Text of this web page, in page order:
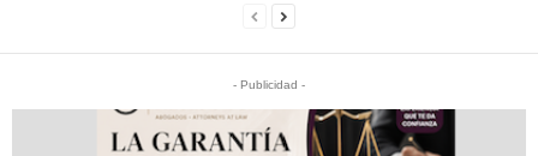
- Publicidad -